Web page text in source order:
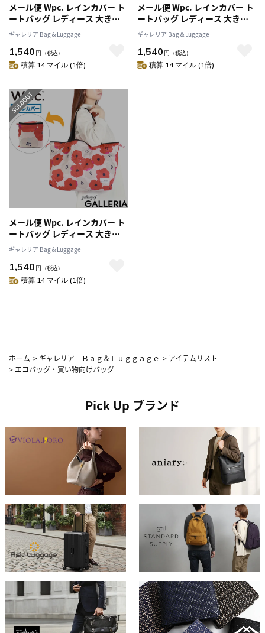
メール便 Wpc. レインカバー ト
ートバッグ レディース 大きめ
B4 A4 ダブリュピーシー エコバ
ッグ 折りたたみ 大容量 コンパ
クト ブランド 軽量 横 かわいい
おしゃれ 撥水 2WAY パッカブル
ギャレリア Bag＆Luggage
1,540 円 （税込）
積算 14 マイル (1倍)
メール便 Wpc. レインカバー ト
ートバッグ レディース 大きめ
B4 A4 ダブリュピーシー エコバ
ッグ 折りたたみ 大容量 コンパ
クト ブランド 軽量 横 かわいい
おしゃれ 撥水 2WAY パッカブル
ギャレリア Bag＆Luggage
1,540 円 （税込）
積算 14 マイル (1倍)
メール便 Wpc. レインカバー ト
ートバッグ レディース 大きめ
B4 A4 ダブリュピーシー エコバ
ッグ 折りたたみ 大容量 コンパ
クト ブランド 軽量 横 かわいい
おしゃれ 撥水 2WAY パッカブル
ギャレリア Bag＆Luggage
1,540 円 （税込）
積算 14 マイル (1倍)
ホーム > ギャレリア Ｂａｇ＆Ｌｕｇｇａｇｅ > アイテムリスト
> エコバッグ・買い物向けバッグ
Pick Up ブランド